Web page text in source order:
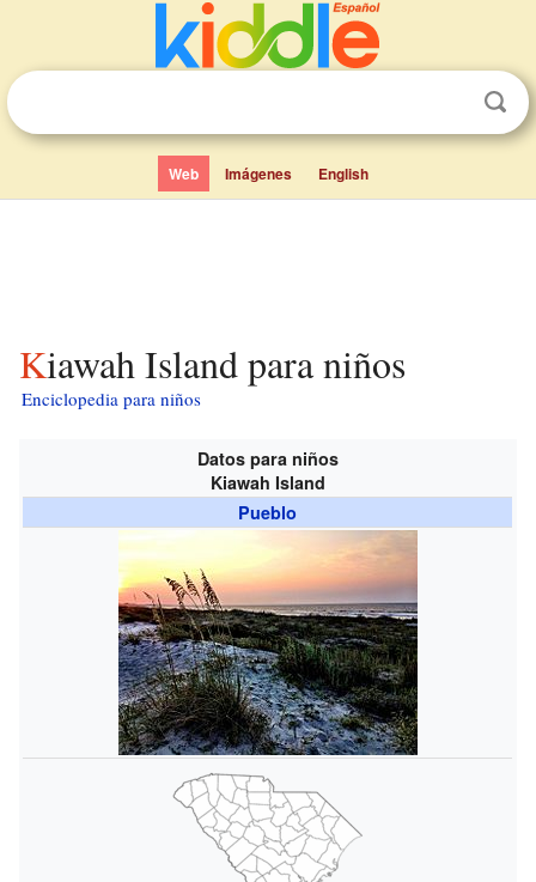
Web Imágenes English
Kiawah Island para niños
Enciclopedia para niños
Datos para niños
Kiawah Island
Pueblo